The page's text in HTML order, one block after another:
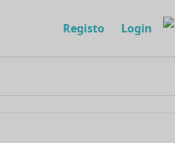
Registo Login